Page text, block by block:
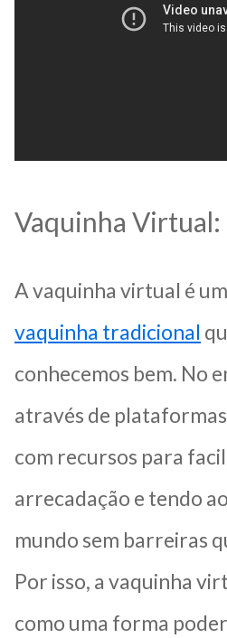
Vaquinha Virtual:
A vaquinha virtual é
vaquinha tradicional
conhecemos bem. No
através de
com recursos para
arrecadação e tendo
mundo sem barreiras
Por isso, a vaquinha
como uma forma